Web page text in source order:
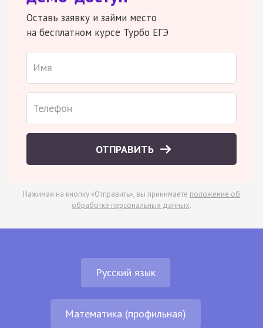
Оставь заявку и займи место
на бесплатном курсе Турбо ЕГЭ
ОТПРАВИТЬ
Нажимая на кнопку «Отправить», вы принимаете положение об
обработке персональных данных.
Русский язык
Математика (профильная)